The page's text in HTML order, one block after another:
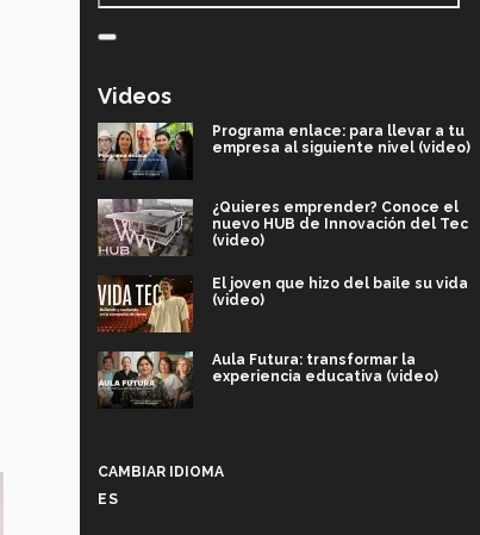
Videos
Programa enlace: para llevar a tu
empresa al siguiente nivel (video)
¿Quieres emprender? Conoce el
nuevo HUB de Innovación del Tec
(video)
El joven que hizo del baile su vida
(video)
Aula Futura: transformar la
experiencia educativa (video)
CAMBIAR IDIOMA
ES